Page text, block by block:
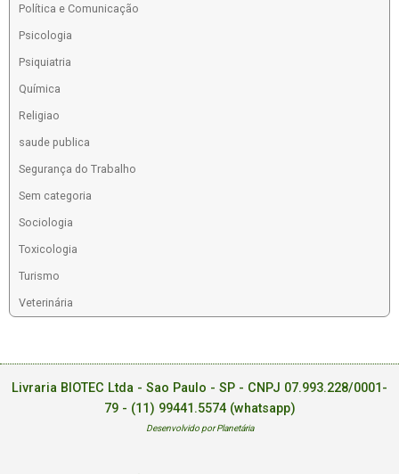
Política e Comunicação
Psicologia
Psiquiatria
Química
Religiao
saude publica
Segurança do Trabalho
Sem categoria
Sociologia
Toxicologia
Turismo
Veterinária
Livraria BIOTEC Ltda - Sao Paulo - SP - CNPJ 07.993.228/0001-
79 - (11) 99441.5574 (whatsapp)
Desenvolvido por Planetária